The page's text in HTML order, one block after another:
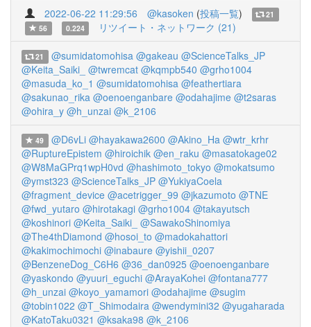
2022-06-22 11:29:56 @kasoken (投稿一覧)
21
56
0.224 リツイート・ネットワーク (21)
21 @sumidatomohisa @gakeau @ScienceTalks_JP
@Keita_Saiki_ @twremcat @kqmpb540 @grho1004
@masuda_ko_1 @sumidatomohisa @feathertiara
@sakunao_rika @oenoenganbare @odahajime @t2saras
@ohira_y @h_unzai @k_2106
49 @D6vLi @hayakawa2600 @Akino_Ha @wtr_krhr
@RuptureEpistem @hiroichik @en_raku @masatokage02
@W8MaGPrq1wpH0vd @hashimoto_tokyo @mokatsumo
@ymst323 @ScienceTalks_JP @YukiyaCoela
@fragment_device @acetrigger_99 @jkazumoto @TNE
@fwd_yutaro @hirotakagi @grho1004 @takayutsch
@koshinori @Keita_Saiki_ @SawakoShinomiya
@The4thDiamond @hosoi_to @madokahattori
@kakimochimochi @inabaure @yishii_0207
@BenzeneDog_C6H6 @36_dan0925 @oenoenganbare
@yaskondo @yuuri_eguchi @ArayaKohei @fontana777
@h_unzai @koyo_yamamori @odahajime @sugim
@tobin1022 @T_Shimodaira @wendymini32 @yugaharada
@KatoTaku0321 @ksaka98 @k_2106